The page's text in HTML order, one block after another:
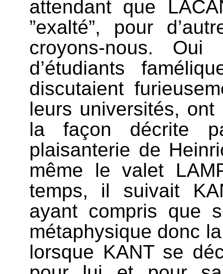
attendant que
”exalté”, pour
croyons-nous.
d’étudiants
discutaient
leurs universités, ont
la façon décrite
plaisanterie de
même le valet
temps, il suivait
ayant compris que
métaphysique donc
lorsque KANT se